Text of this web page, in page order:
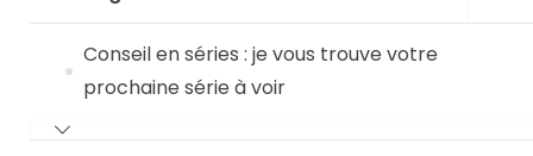
Conseil en séries : je vous trouve votre
prochaine série à voir